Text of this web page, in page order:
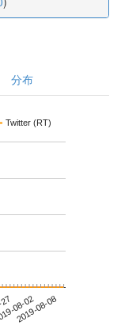
分布
Twitter (RT)
08-02
2019-08-08